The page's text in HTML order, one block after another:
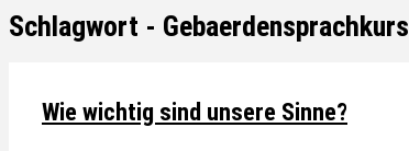
Schlagwort - Gebaerdensprachkurs
Wie wichtig sind unsere Sinne?